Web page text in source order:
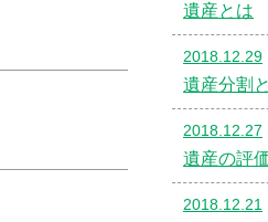
遺産とは
2018.12.29
遺産分割
2018.12.27
遺産の評
2018.12.21